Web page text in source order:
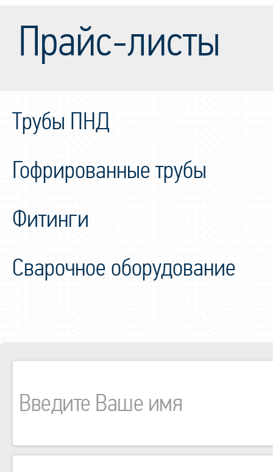
Прайс-листы
Трубы ПНД
Гофрированные трубы
Фитинги
Сварочное оборудование